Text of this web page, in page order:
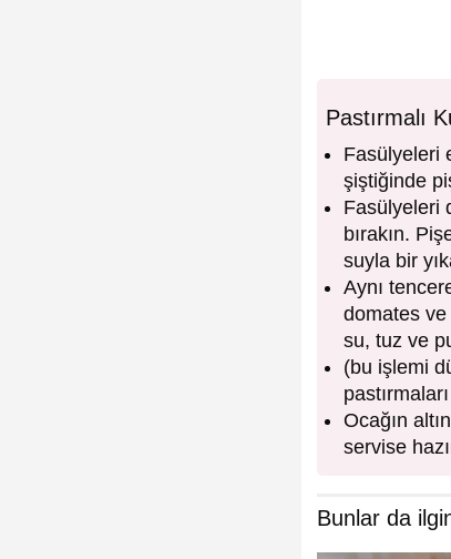
Pastırmalı
Fasülyeleri
şiştiğinde
Fasülyeleri
bırakın.
suyla bir
Aynı
domates
su, tuz ve
(bu işlemi
Ocağın
servise
Bunlar da